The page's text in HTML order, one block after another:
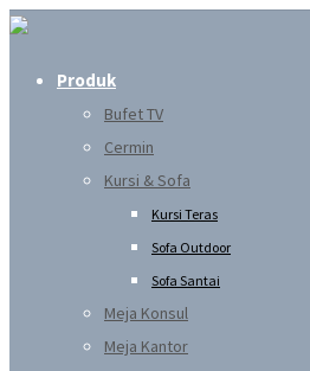
Produk
Bufet TV
Cermin
Kursi & Sofa
Kursi Teras
Sofa Outdoor
Sofa Santai
Meja Konsul
Meja Kantor